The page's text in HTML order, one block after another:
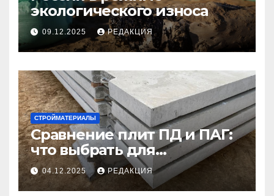
экологического износа
09.12.2025 РЕДАКЦИЯ
СТРОЙМАТЕРИАЛЫ
Сравнение плит ПД и ПАГ:
что выбрать для
долговечного и прочного
покрытия
04.12.2025 РЕДАКЦИЯ